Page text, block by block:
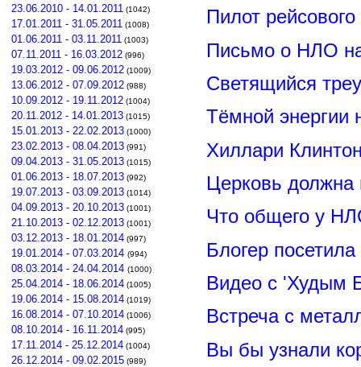
23.06.2010 - 14.01.2011 (1042)
17.01.2011 - 31.05.2011 (1008)
01.06.2011 - 03.11.2011 (1003)
07.11.2011 - 16.03.2012 (996)
19.03.2012 - 09.06.2012 (1009)
13.06.2012 - 07.09.2012 (988)
10.09.2012 - 19.11.2012 (1004)
20.11.2012 - 14.01.2013 (1015)
15.01.2013 - 22.02.2013 (1000)
23.02.2013 - 08.04.2013 (991)
09.04.2013 - 31.05.2013 (1015)
01.06.2013 - 18.07.2013 (992)
19.07.2013 - 03.09.2013 (1014)
04.09.2013 - 20.10.2013 (1001)
21.10.2013 - 02.12.2013 (1001)
03.12.2013 - 18.01.2014 (997)
19.01.2014 - 07.03.2014 (994)
08.03.2014 - 24.04.2014 (1000)
25.04.2014 - 18.06.2014 (1005)
19.06.2014 - 15.08.2014 (1019)
16.08.2014 - 07.10.2014 (1006)
08.10.2014 - 16.11.2014 (995)
17.11.2014 - 25.12.2014 (1004)
26.12.2014 - 09.02.2015 (989)
Пилот
Письмо о НЛО
Светящийся
Тёмной энергии
Хиллари
Церковь должна
Что общего у
Блогер
Видео с 'Худым
Встреча с
Вы бы узнали